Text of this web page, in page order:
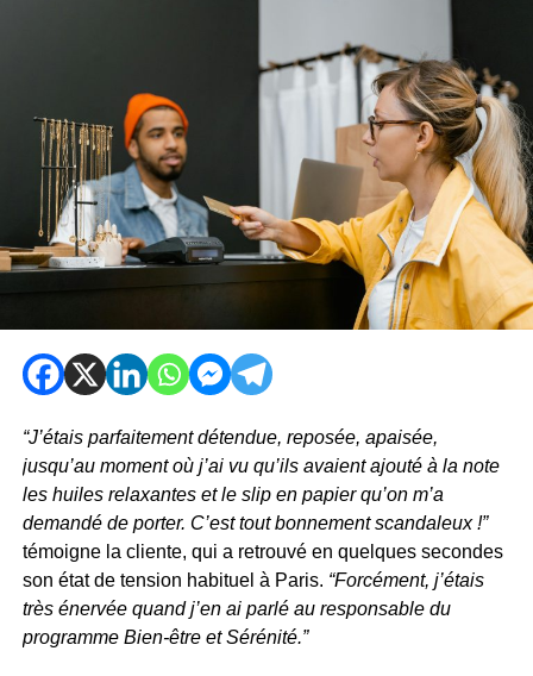
“J’étais parfaitement détendue, reposée, apaisée,
jusqu’au moment où j’ai vu qu’ils avaient ajouté à la note
les huiles relaxantes et le slip en papier qu’on m’a
demandé de porter. C’est tout bonnement scandaleux !”
témoigne la cliente, qui a retrouvé en quelques secondes
son état de tension habituel à Paris. “Forcément, j’étais
très énervée quand j’en ai parlé au responsable du
programme Bien-être et Sérénité.”